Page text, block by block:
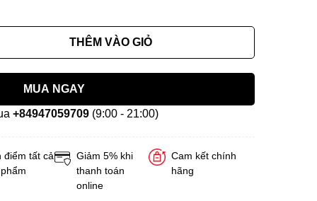
THÊM VÀO GIỎ
MUA NGAY
+84947059709 (9:00 - 21:00)
điểm tất cả
Giảm 5% khi
thanh toán
online
Cam kết chính
hãng